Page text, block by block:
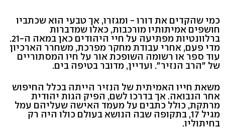
כמי שהקדים את דורו - ומגזרו, אך טבעי הוא שכתביו
חושפים אמיתותיו מורכבות, כאלו שמדברות
ברלוונטיות מפתיעה על חיי היהודים כאן במאה ה-21.
מדי פעם, אחרי עבודת מחקר מפרכת, משחרר הארכיון
עוד ספר או רשומה השופכת אור על חיו המסתוריים
של "הרב הנזיר". ועדיין, מדובר בטיפה בים.
משאת חייו האמיתית של הנזיר הייתה בכלל החיפוש
אחר הנבואה. אך בדרכו לשם, הפיק הגות יהודית
מרתקת, כולל כתבים על מעמד האישה שעליהם עמל
מגיל 17, בתקופה שבה הנושא בעולם כולו היה רק
בחיתוליו.